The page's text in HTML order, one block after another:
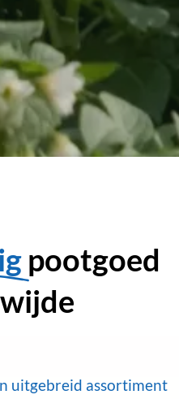
pootgoed
uitgebreid assortiment